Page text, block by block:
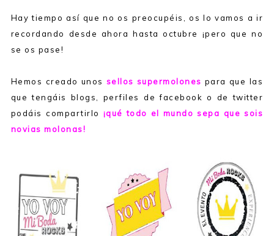
Hay tiempo así que no os preocupéis, os lo vamos a ir
recordando desde ahora hasta octubre ¡pero que no
se os pase!
Hemos creado unos sellos supermolones para que las
que tengáis blogs, perfiles de facebook o de twitter
podáis compartirlo ¡qué todo el mundo sepa que sois
novias molonas!